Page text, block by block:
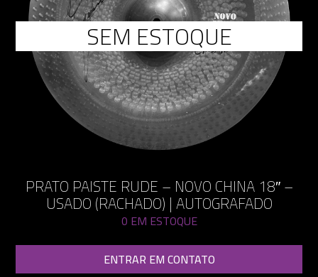
SEM ESTOQUE
PRATO PAISTE RUDE – NOVO CHINA 18″ –
USADO (RACHADO) | AUTOGRAFADO
0 EM ESTOQUE
ENTRAR EM CONTATO